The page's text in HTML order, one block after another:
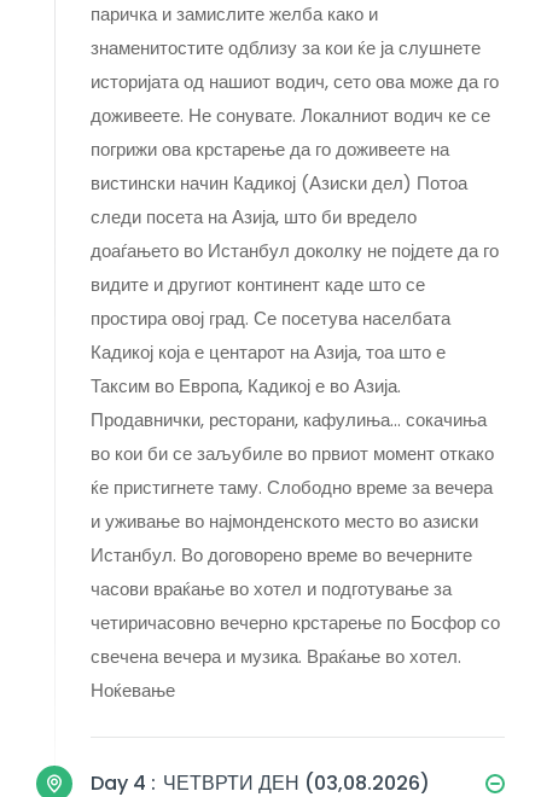
паричка и замислите желба како и
знаменитостите одблизу за кои ќе ја слушнете
историјата од нашиот водич, сето ова може да го
доживеете. Не сонувате. Локалниот водич ке се
погрижи ова крстарење да го доживеете на
вистински начин Кадикој (Азиски дел) Потоа
следи посета на Азија, што би вредело
доаѓањето во Истанбул доколку не појдете да го
видите и другиот континент каде што се
простира овој град. Се посетува населбата
Кадикој која е центарот на Азија, тоа што е
Таксим во Европа, Кадикој е во Азија.
Продавнички, ресторани, кафулиња... сокачиња
во кои би се заљубиле во првиот момент откако
ќе пристигнете таму. Слободно време за вечера
и уживање во најмонденското место во азиски
Истанбул. Во договорено време во вечерните
часови враќање во хотел и подготување за
четиричасовно вечерно крстарење по Босфор со
свечена вечера и музика. Враќање во хотел.
Ноќевање
Day 4 : ЧЕТВРТИ ДЕН (03,08.2026)